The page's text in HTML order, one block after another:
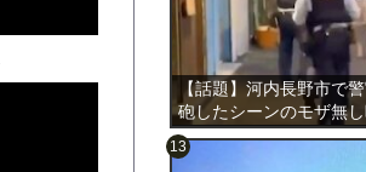
【話題】河内長野市で
砲したシーンのモザ無
る。